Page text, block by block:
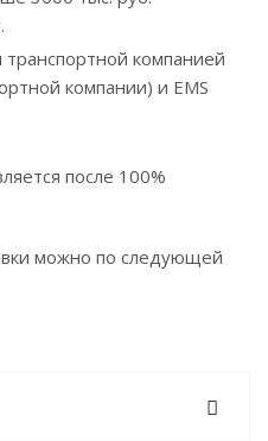
компанией
компании) и EMS
после 100%
можно по следующей